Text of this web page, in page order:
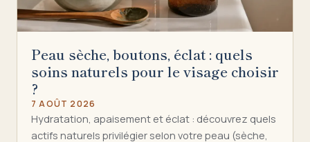
Peau sèche, boutons, éclat : quels
soins naturels pour le visage choisir
?
7 AOÛT 2026
Hydratation, apaisement et éclat : découvrez quels
actifs naturels privilégier selon votre peau (sèche,